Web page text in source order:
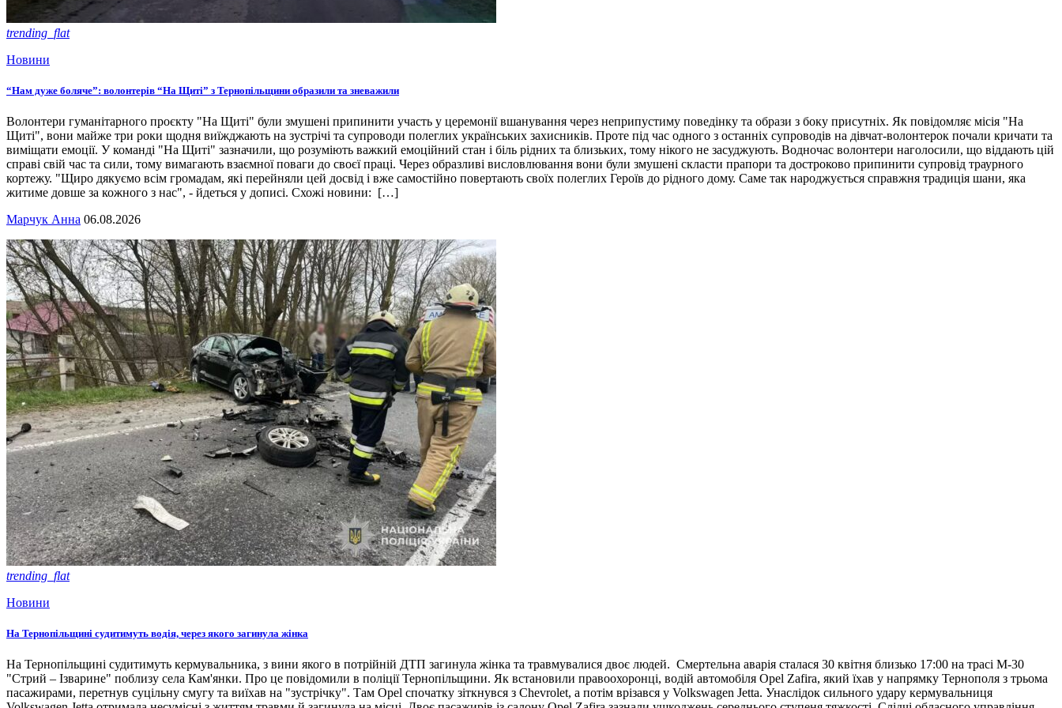
trending_flat
Новини
“Нам дуже боляче”: волонтерів “На Щиті” з Тернопільщини образили та зневажили
Волонтери гуманітарного проєкту "На Щиті" були змушені припинити участь у церемонії вшанування через неприпустиму поведінку та образи з боку присутніх. Як повідомляє місія "На
Щиті", вони майже три роки щодня виїжджають на зустрічі та супроводи полеглих українських захисників. Проте під час одного з останніх супроводів на дівчат-волонтерок почали кричати та
виміщати емоції. У команді "На Щиті" зазначили, що розуміють важкий емоційний стан і біль рідних та близьких, тому нікого не засуджують. Водночас волонтери наголосили, що віддають цій
справі свій час та сили, тому вимагають взаємної поваги до своєї праці. Через образливі висловлювання вони були змушені скласти прапори та достроково припинити супровід траурного
кортежу. "Щиро дякуємо всім громадам, які перейняли цей досвід і вже самостійно повертають своїх полеглих Героїв до рідного дому. Саме так народжується справжня традиція шани, яка
житиме довше за кожного з нас", - йдеться у дописі. Схожі новини: […]
Марчук Анна 06.08.2026
trending_flat
Новини
На Тернопільщині судитимуть водія, через якого загинула жінка
На Тернопільщині судитимуть кермувальника, з вини якого в потрійній ДТП загинула жінка та травмувалися двоє людей. Смертельна аварія сталася 30 квітня близько 17:00 на трасі М-30
"Стрий – Ізварине" поблизу села Кам'янки. Про це повідомили в поліції Тернопільщини. Як встановили правоохоронці, водій автомобіля Opel Zafira, який їхав у напрямку Тернополя з трьома
пасажирами, перетнув суцільну смугу та виїхав на "зустрічку". Там Opel спочатку зіткнувся з Chevrolet, а потім врізався у Volkswagen Jetta. Унаслідок сильного удару кермувальниця